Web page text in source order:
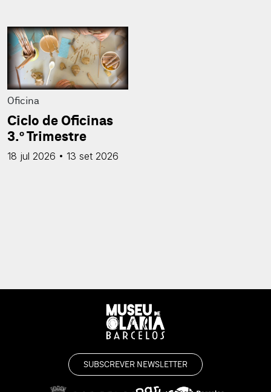
Oficina
Ciclo de Oficinas
3.º Trimestre
18 jul 2026 • 13 set 2026
SUBSCREVER NEWSLETTER